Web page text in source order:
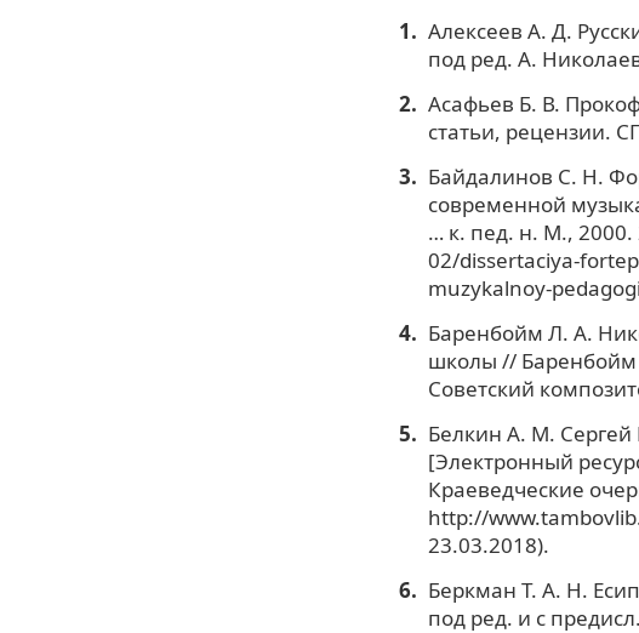
Алексеев А. Д.
под ред. А.
Асафьев Б. В.
статьи, рецензии.
Байдалинов С. Н.
современной
… к. пед. н. М., 2000.
02/dissertaciya-
muzykalnoy-
Баренбойм Л. А.
школы // Баренбойм
Советский
Белкин А. М.
[Электронный
Краеведческие
http://
23.03.2018).
Беркман Т. А. Н.
под ред. и с